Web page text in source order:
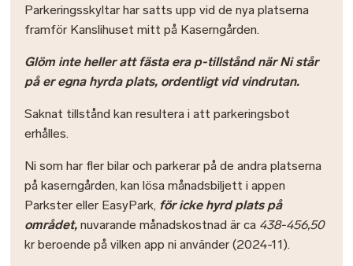
Parkeringsskyltar har satts upp vid de nya platserna
framför Kanslihuset mitt på Kaserngården.
Glöm inte heller att fästa era p-tillstånd när Ni står
på er egna hyrda plats, ordentligt vid vindrutan.
Saknat tillstånd kan resultera i att parkeringsbot
erhålles.
Ni som har fler bilar och parkerar på de andra platserna
på kaserngården, kan lösa månadsbiljett i appen
Parkster eller EasyPark, för icke hyrd plats på
området, nuvarande månadskostnad är ca 438-456,50
kr beroende på vilken app ni använder (2024-11).